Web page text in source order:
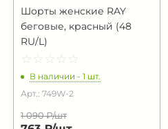
Шорты женские RAY
беговые, красный (48
RU/L)
☆ ☆ ☆ ☆ ☆
★ ★ ★ ★ ★
В наличии - 1 шт.
Арт.: 749W-2
1 090 ₽/шт